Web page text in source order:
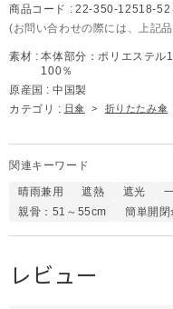
商品コード : 22-350-12518-52
(お問い合わせの際には、上記
素材 : 本体部分：ポリエステ
100％
原産国 : 中国製
カテゴリ : 日傘 > 折りたたみ傘
関連キーワード
晴雨兼用 遮熱 遮光
親骨：51～55cm
簡単開閉
レビュー